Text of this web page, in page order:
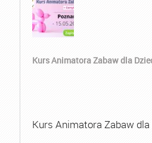
Kurs Animatora Zabaw dla
Kurs Animatora Zabaw